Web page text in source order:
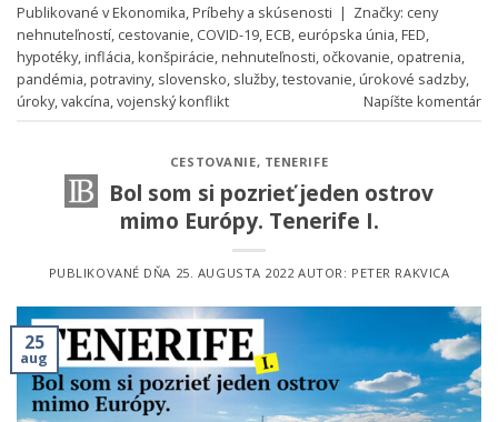
Publikované vEkonomika,Príbehy a skúsenosti | Značky: ceny
nehnuteľností, cestovanie, COVID-19,ECB, európska únia,FED,
hypotéky,inflácia,konšpirácie,nehnuteľnosti, očkovanie, opatrenia,
pandémia,potraviny, slovensko, služby,testovanie,úrokové sadzby,
úroky,vakcína,vojenský konflikt Napíšte komentár
CESTOVANIE, TENERIFE
Bol som si pozrieť jeden ostrov
mimo Európy. Tenerife I.
PUBLIKOVANÉ DŇA 25. AUGUSTA 2022AUTOR: PETER RAKVICA
25
aug